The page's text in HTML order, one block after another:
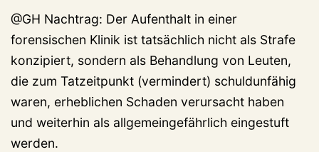
@GH Nachtrag: Der Aufenthalt in einer
forensischen Klinik ist tatsächlich nicht als Strafe
konzipiert, sondern als Behandlung von Leuten,
die zum Tatzeitpunkt (vermindert) schuldunfähig
waren, erheblichen Schaden verursacht haben
und weiterhin als allgemeingefährlich eingestuft
werden.